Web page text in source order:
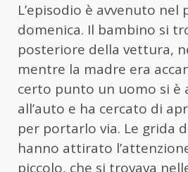
L’episodio è avvenuto nel
domenica. Il bambino si
posteriore della vettura,
mentre la madre era
certo punto un uomo si è
all’auto e ha cercato di
per portarlo via. Le grida
hanno attirato
piccolo, che si trovava